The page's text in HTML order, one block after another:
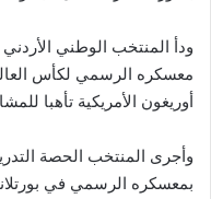
ودأ المنتخب الوطني الأردني
أوريغون الأمريكية تأهبا
وأجرى المنتخب الحصة
بمعسكره الرسمي في